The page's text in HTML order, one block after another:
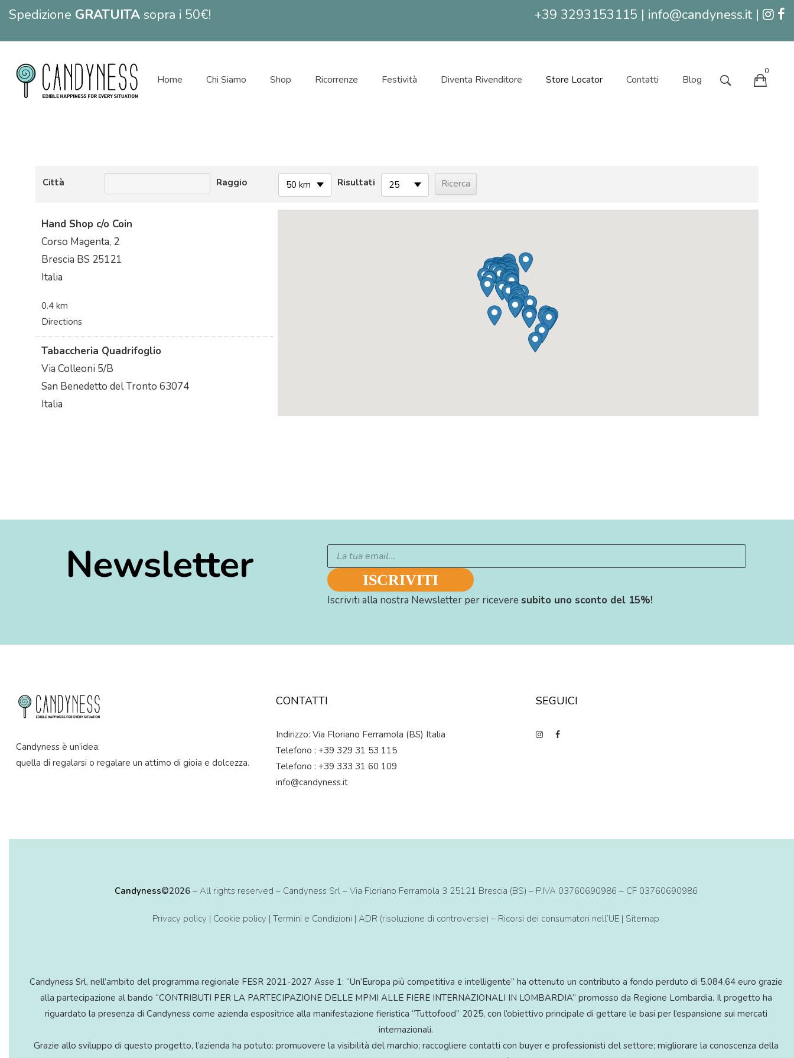
Spedizione GRATUITA sopra i 50€! +39 3293153115 | info@candyness.it |
Home Chi Siamo Shop Ricorrenze Festività Diventa Rivenditore Store Locator Contatti Blog
0
Città Raggio 50 km Risultati 25
Hand Shop c/o Coin
Corso Magenta, 2
Brescia BS 25121
Italia
0.4 km
Directions
Tabaccheria Quadrifoglio
Via Colleoni 5/B
San Benedetto del Tronto 63074
Italia
20.4 km
Directions
Directions
Via Nazionale 42/E
Costa Volpino (BG)
Ghisalba (BG) 24050
Bar Tabaccheria del Corso
Via Roma 36, Darfo (BS)
Darfo (BS)
Italia
Newsletter
Iscriviti alla nostra Newsletter per ricevere subito uno sconto del 15%!
Candyness è un’idea:
quella di regalarsi o regalare un attimo di gioia e dolcezza.
CONTATTI
Indirizzo: Via Floriano Ferramola (BS) Italia
Telefono : +39 329 31 53 115
Telefono : +39 333 31 60 109
info@candyness.it
SEGUICI
Candyness©2026– All rights reserved – Candyness Srl – Via Floriano Ferramola 3 25121 Brescia (BS) – P.IVA 03760690986 – CF 03760690986
Privacy policy | Cookie policy | Termini e Condizioni | ADR (risoluzione di controversie) – Ricorsi dei consumatori nell’UE | Sitemap
Candyness Srl, nell’ambito del programma regionale FESR 2021-2027 Asse 1: “Un’Europa più competitiva e intelligente” ha ottenuto un contributo a fondo perduto di 5.084,64 euro grazie
alla partecipazione al bando “CONTRIBUTI PER LA PARTECIPAZIONE DELLE MPMI ALLE FIERE INTERNAZIONALI IN LOMBARDIA” promosso da Regione Lombardia. Il progetto ha
riguardato la presenza di Candyness come azienda espositrice alla manifestazione fieristica “Tuttofood” 2025, con l’obiettivo principale di gettare le basi per l’espansione sui mercati
internazionali.
Grazie allo sviluppo di questo progetto, l’azienda ha potuto: promuovere la visibilità del marchio; raccogliere contatti con buyer e professionisti del settore; migliorare la conoscenza della